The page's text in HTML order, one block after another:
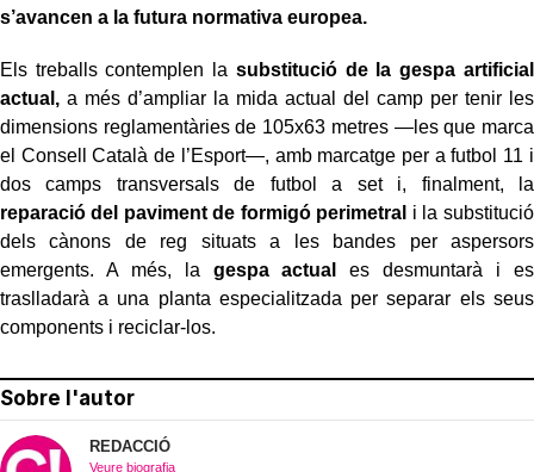
s’avancen a la futura normativa europea.
Els treballs contemplen la substitució de la gespa artificial
actual, a més d’ampliar la mida actual del camp per tenir les
dimensions reglamentàries de 105x63 metres —les que marca
el Consell Català de l’Esport—, amb marcatge per a futbol 11 i
dos camps transversals de futbol a set i, finalment, la
reparació del paviment de formigó perimetral i la substitució
dels cànons de reg situats a les bandes per aspersors
emergents. A més, la gespa actual
es desmuntarà i es
traslladarà a una planta especialitzada per separar els seus
components i reciclar-los.
Sobre l'autor
REDACCIÓ
Veure biografia